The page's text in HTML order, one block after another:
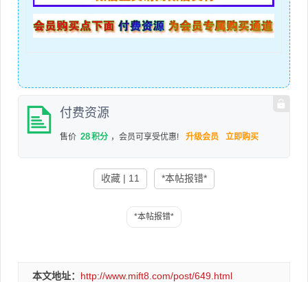
付费资源
售价 28积分 ，会员可享受优惠! 升级会员 立即购买
收藏 | 11 *本帖报错*
本文地址： http://www.mift8.com/post/649.html